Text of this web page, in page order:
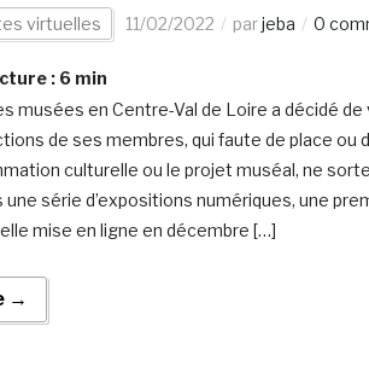
virtuelles 11/02/2022 parjeba 0
: 6 min
musées en Centre-Val de Loire a décidé
de ses membres, qui faute de place ou
culturelle ou le projet muséal, ne
série d’expositions numériques, une
mise en ligne en décembre […]
→